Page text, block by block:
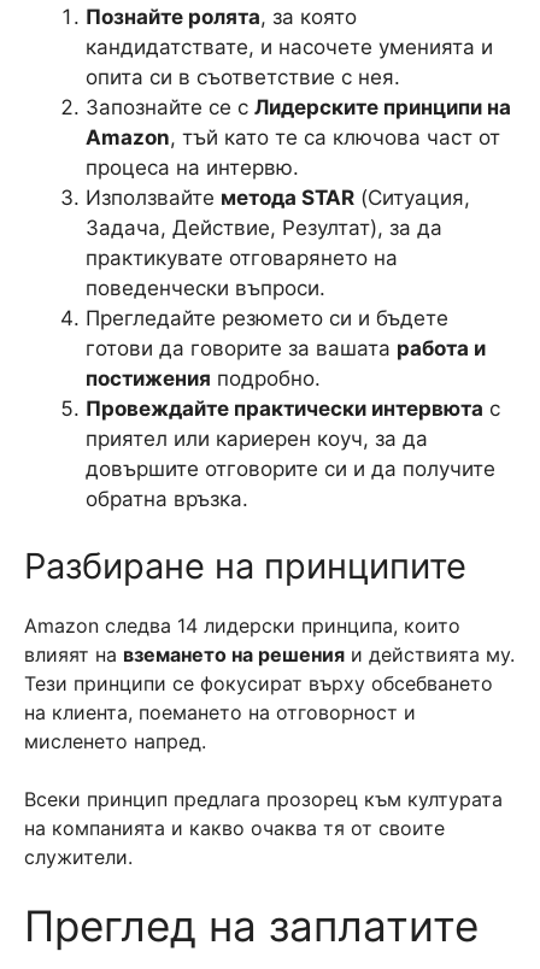
Познайте ролята, за която
кандидатствате, и насочете уменията и
опита си в съответствие с нея.
Запознайте се с Лидерските принципи на
Amazon, тъй като те са ключова част от
процеса на интервю.
Използвайте метода STAR (Ситуация,
Задача, Действие, Резултат), за да
практикувате отговарянето на
поведенчески въпроси.
Прегледайте резюмето си и бъдете
готови да говорите за вашата работа и
постижения подробно.
Провеждайте практически интервюта с
приятел или кариерен коуч, за да
довършите отговорите си и да получите
обратна връзка.
Разбиране на принципите
Amazon следва 14 лидерски принципа, които
влияят на вземането на решения и действията му.
Тези принципи се фокусират върху обсебването
на клиента, поемането на отговорност и
мисленето напред.
Всеки принцип предлага прозорец към културата
на компанията и какво очаква тя от своите
служители.
Преглед на заплатите